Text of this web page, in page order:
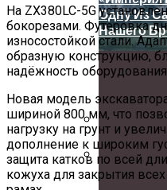
Изучайте
Одну Из
Нашего
На ZX380LC-5G
бокорезами. Футеровка
износостойкой стали.
образную конструкцию,
надёжность оборудования.
Новая модель
шириной 800 мм, что
нагрузку на грунт и
дополнение к широким
защита катков по всей
кожуха для закрытия